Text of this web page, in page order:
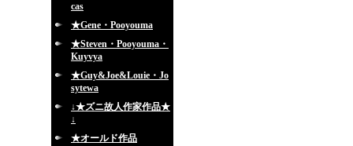
cas
★Gene・Pooyouma
★Steven・Pooyouma・
Kuyvya
★Guy&Joe&Louie・Jo
sytewa
↓★ズニ故人作家作品★
↓
★オールド作品